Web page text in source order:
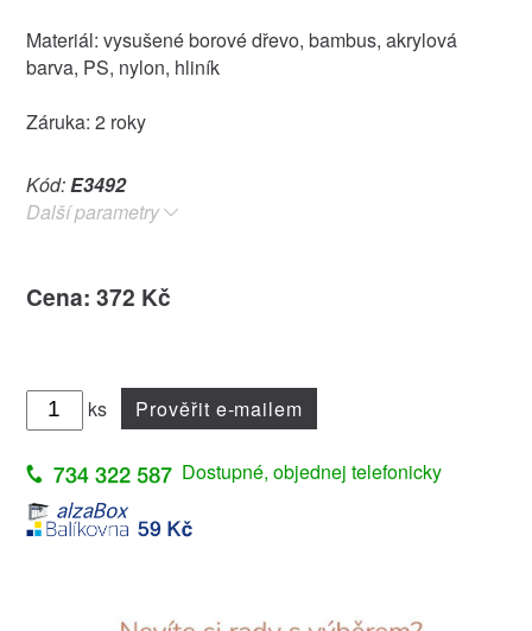
Materiál: vysušené borové dřevo, bambus, akrylová
barva, PS, nylon, hliník
Záruka: 2 roky
Kód:E3492
Další parametry
Cena: 372 Kč
ks Prověřit e-mailem
Dostupné, objednej telefonicky